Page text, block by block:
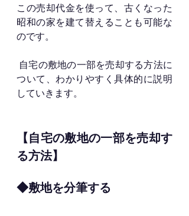
この売却代金を使って、古くなった
昭和の家を建て替えることも可能な
のです。
ついて、わかりやすく具体的に説明
していきます。
【自宅の敷地の一部を売却す
る方法】
◆敷地を分筆する